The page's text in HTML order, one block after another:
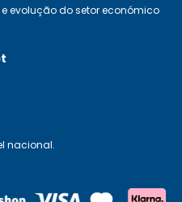
evolução do setor económico
nacional.